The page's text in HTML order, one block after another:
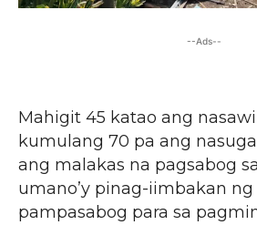
--Ads--
Mahigit 45 katao ang
kumulang 70 pa ang
ang malakas na pagsabog
umano’y pinag-iimbakan
pampasabog para sa